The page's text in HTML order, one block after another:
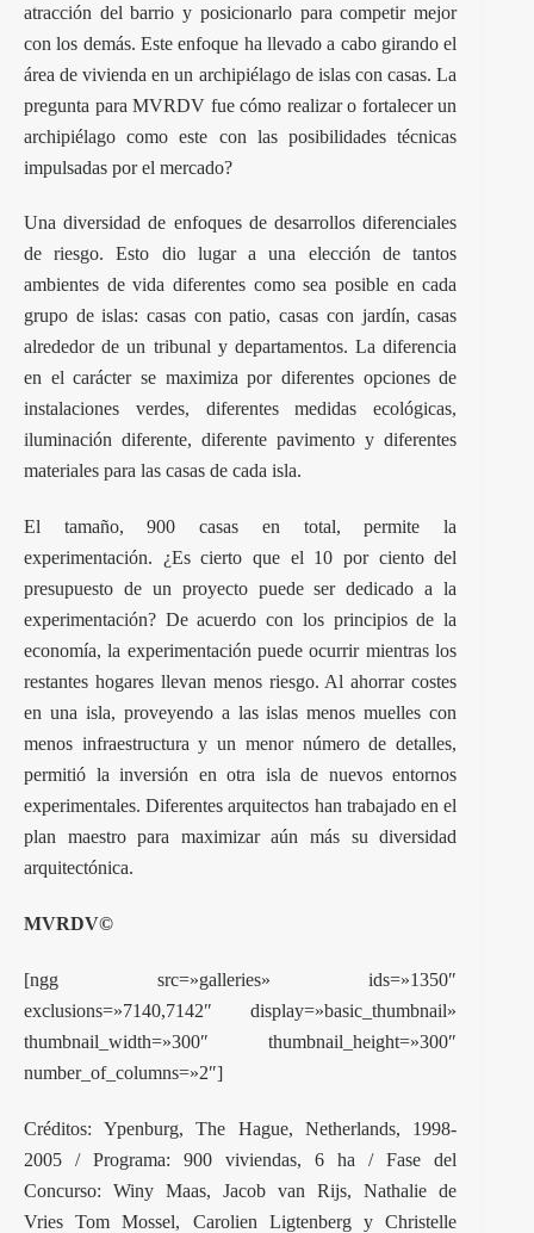
atracción del barrio y posicionarlo para competir mejor
con los demás. Este enfoque ha llevado a cabo girando el
área de vivienda en un archipiélago de islas con casas. La
pregunta para MVRDV fue cómo realizar o fortalecer un
archipiélago como este con las posibilidades técnicas
impulsadas por el mercado?
Una diversidad de enfoques de desarrollos diferenciales
de riesgo. Esto dio lugar a una elección de tantos
ambientes de vida diferentes como sea posible en cada
grupo de islas: casas con patio, casas con jardín, casas
alrededor de un tribunal y departamentos. La diferencia
en el carácter se maximiza por diferentes opciones de
instalaciones verdes, diferentes medidas ecológicas,
iluminación diferente, diferente pavimento y diferentes
materiales para las casas de cada isla.
El tamaño, 900 casas en total, permite la
experimentación. ¿Es cierto que el 10 por ciento del
presupuesto de un proyecto puede ser dedicado a la
experimentación? De acuerdo con los principios de la
economía, la experimentación puede ocurrir mientras los
restantes hogares llevan menos riesgo. Al ahorrar costes
en una isla, proveyendo a las islas menos muelles con
menos infraestructura y un menor número de detalles,
permitió la inversión en otra isla de nuevos entornos
experimentales. Diferentes arquitectos han trabajado en el
plan maestro para maximizar aún más su diversidad
arquitectónica.
MVRDV©
[ngg src=»galleries» ids=»1350″
exclusions=»7140,7142″ display=»basic_thumbnail»
thumbnail_width=»300″ thumbnail_height=»300″
number_of_columns=»2″]
Créditos: Ypenburg, The Hague, Netherlands, 1998-
2005 / Programa: 900 viviendas, 6 ha / Fase del
Concurso: Winy Maas, Jacob van Rijs, Nathalie de
Vries Tom Mossel, Carolien Ligtenberg y Christelle